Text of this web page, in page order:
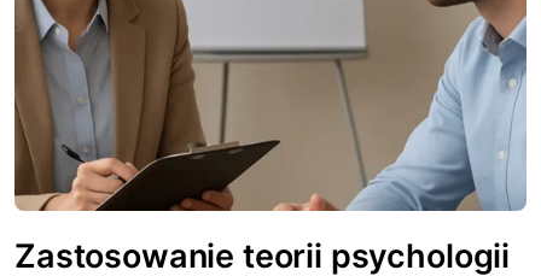
Zastosowanie teorii psychologii